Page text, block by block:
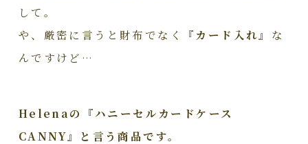
して。
や、厳密に言うと財布でなく
『カード入れ』 な
んですけど…
Helenaの『ハニーセルカードケース
CANNY』と言う商品です。